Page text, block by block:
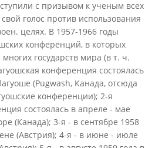
с призывом к ученым всех
голос против использования
целях. В 1957-1966 годы
конференций, в которых
государств мира (в т. ч.
конференция состоялась
(Pugwash, Канада, отсюда
конференции); 2-я
состоялась в апреле - мае
(Канада); 3-я - в сентябре 1958
(Австрия); 4-я - в июне - июле